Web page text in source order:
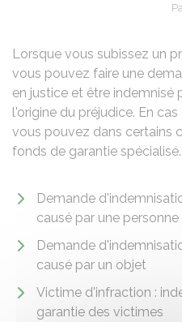
Lorsque vous subissez un
vous pouvez faire une
en justice et être indemnisé
l'origine du préjudice. En
vous pouvez dans certains
fonds de garantie spécialisé.
Demande
causé par une personne
Demande
causé par un objet
Victime d'infraction :
garantie des victimes